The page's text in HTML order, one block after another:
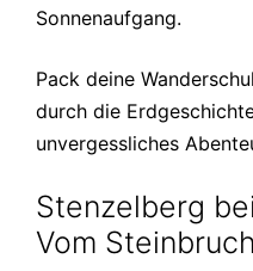
Sonnenaufgang.
Pack deine
durch die
unvergessliches
Stenzelberg
Vom